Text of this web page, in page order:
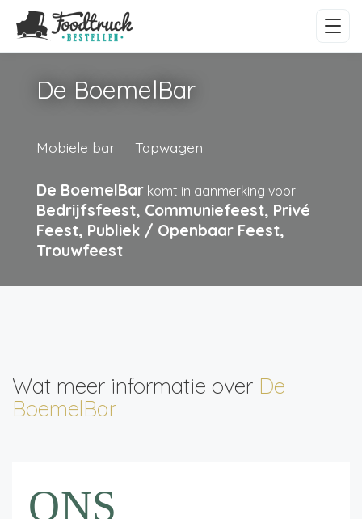
De BoemelBar
Mobiele bar Tapwagen
De BoemelBar komt in aanmerking voor
Bedrijfsfeest, Communiefeest, Privé
Feest, Publiek / Openbaar Feest,
Trouwfeest.
Wat meer informatie over De
BoemelBar
ONS